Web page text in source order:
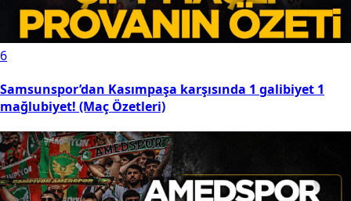
6
Samsunspor’dan Kasımpaşa karşısında 1 galibiyet 1
mağlubiyet! (Maç Özetleri)